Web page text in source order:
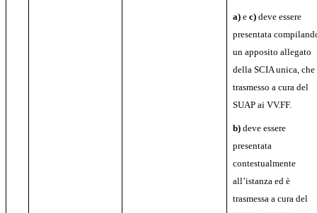
a) ec) deve essere
presentata
un apposito allegato
della SCIA unica, che
trasmesso a cura del
SUAP ai VV.FF.
b) deve essere
presentata
contestualmente
all’istanza ed è
trasmessa a cura del